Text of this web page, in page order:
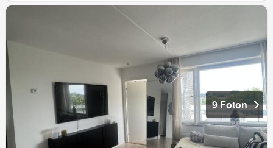
9 Foton